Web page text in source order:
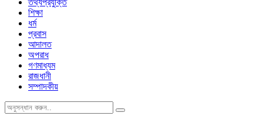
তথ্যপ্রযুক্তি
শিক্ষা
ধর্ম
প্রবাস
আদালত
অপরাধ
গণমাধ্যম
রাজধানী
সম্পাদকীয়